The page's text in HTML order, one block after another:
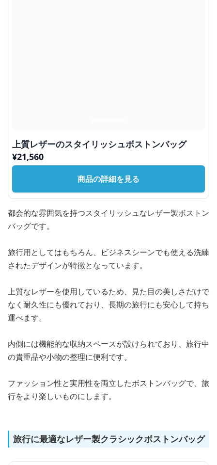
上質レザーのスタイリッシュボストンバッグ
¥21,560
商品の詳細を見る
都会的な雰囲気を持つスタイリッシュなレザー製ボストン
バッグです。
旅行用としてはもちろん、ビジネスシーンでも使える洗練
されたデザインが特徴となっています。
上質なレザーを使用しているため、見た目の美しさだけで
なく耐久性にも優れており、長期の旅行にも安心して持ち
運べます。
内側には機能的な収納スペースが設けられており、旅行中
の貴重品や小物の整理に便利です。
ファッション性と実用性を両立したボストンバッグで、旅
行をより楽しいものにします。
旅行に最適なレザー製クラシックボストンバッグ